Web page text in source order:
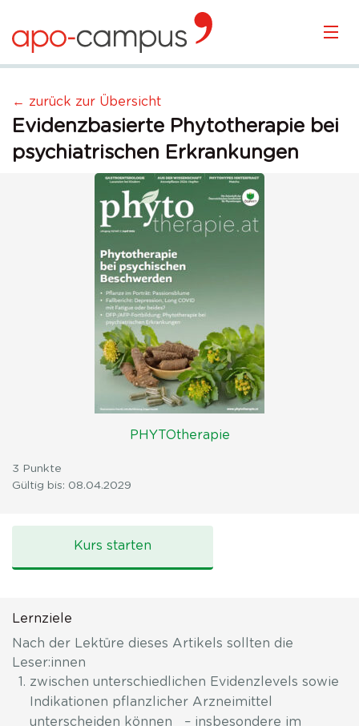
LOGIN
KOSTENLOS ANMELDEN
← zurück zur Übersicht
Evidenzbasierte Phytotherapie bei
psychiatrischen Erkrankungen
PHYTOtherapie
3 Punkte
Gültig bis: 08.04.2029
Phytotherapie
Kurs starten
Lernziele
Nach der Lektüre dieses Artikels sollten die
Leser:innen
zwischen unterschiedlichen Evidenzlevels sowie
Indikationen pflanzlicher Arzneimittel
unterscheiden können – insbesondere im